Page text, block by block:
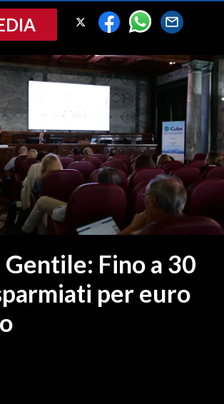
Gentile: Fino a 30
per euro